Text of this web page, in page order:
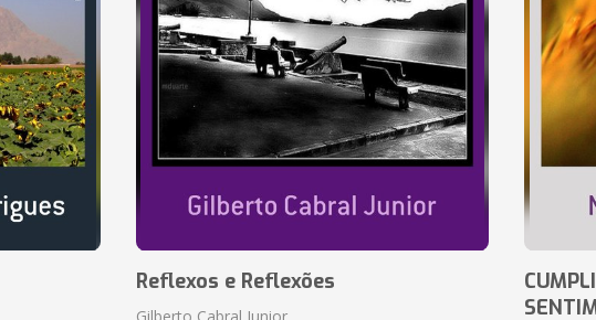
Reflexos e Reflexões